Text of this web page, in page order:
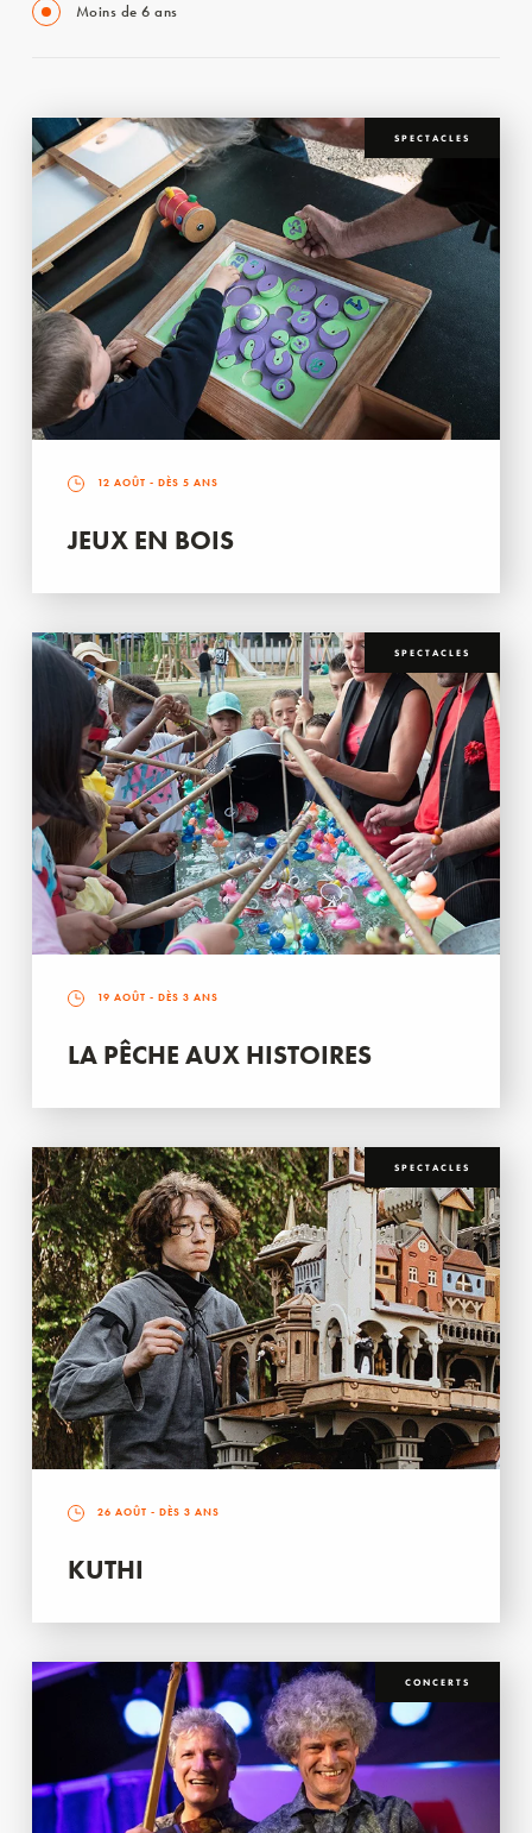
Moins de 6 ans
SPECTACLES
12 AOÛT - DÈS 5 ANS
JEUX EN BOIS
SPECTACLES
19 AOÛT - DÈS 3 ANS
LA PÊCHE AUX HISTOIRES
SPECTACLES
26 AOÛT - DÈS 3 ANS
KUTHI
CONCERTS